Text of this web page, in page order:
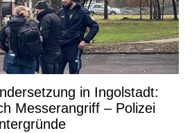
in Ingolstadt:
Messerangriff – Polizei